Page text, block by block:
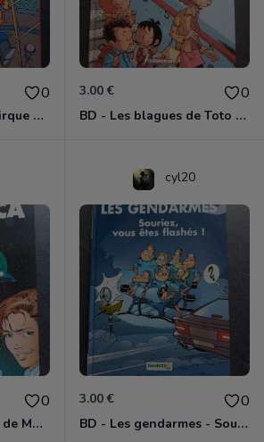
0
BD - Les Simpson Cirque en folie ! - Tome 11
3.00 € 0
BD - Les blagues de Toto - L'école des vannes - Tome 1
0
BD - La main sacrée de Metallica
cyl20
3.00 € 0
BD - Les gendarmes - Souriez, vous êtes flashés - Tome 5